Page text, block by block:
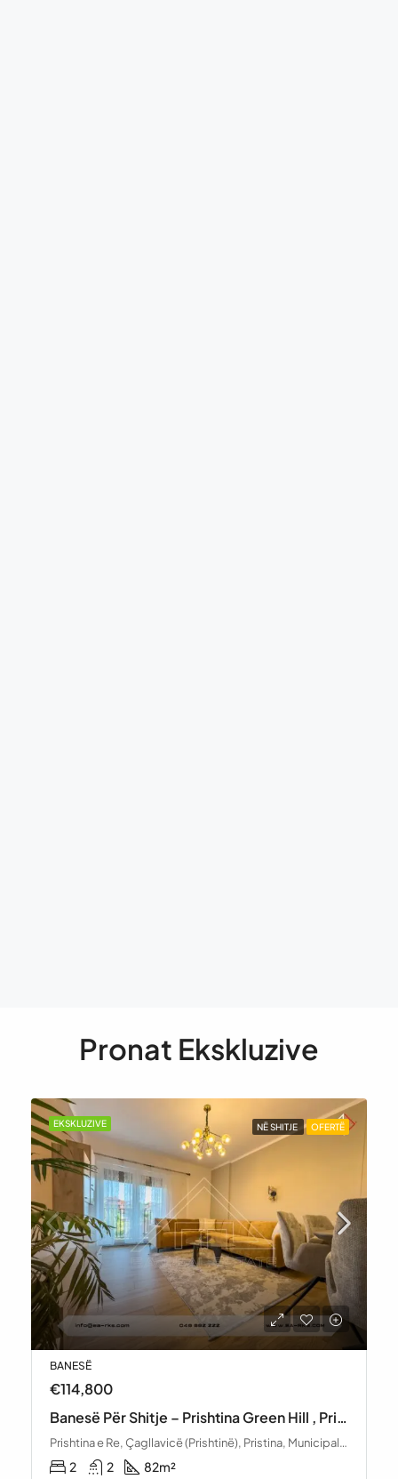
Pronat Ekskluzive
EKSKLUZIVE NË SHITJE OFERTË
BANESË
€105,000
Banesë Për Shitje – Rruga Malush Kosova, Prishtinë
Prishtina e Re, Çagllavicë (Prishtinë), Pristina, Municipality of Pristina, District of Prishtina, 10000, Kosovo
1 2 90m²